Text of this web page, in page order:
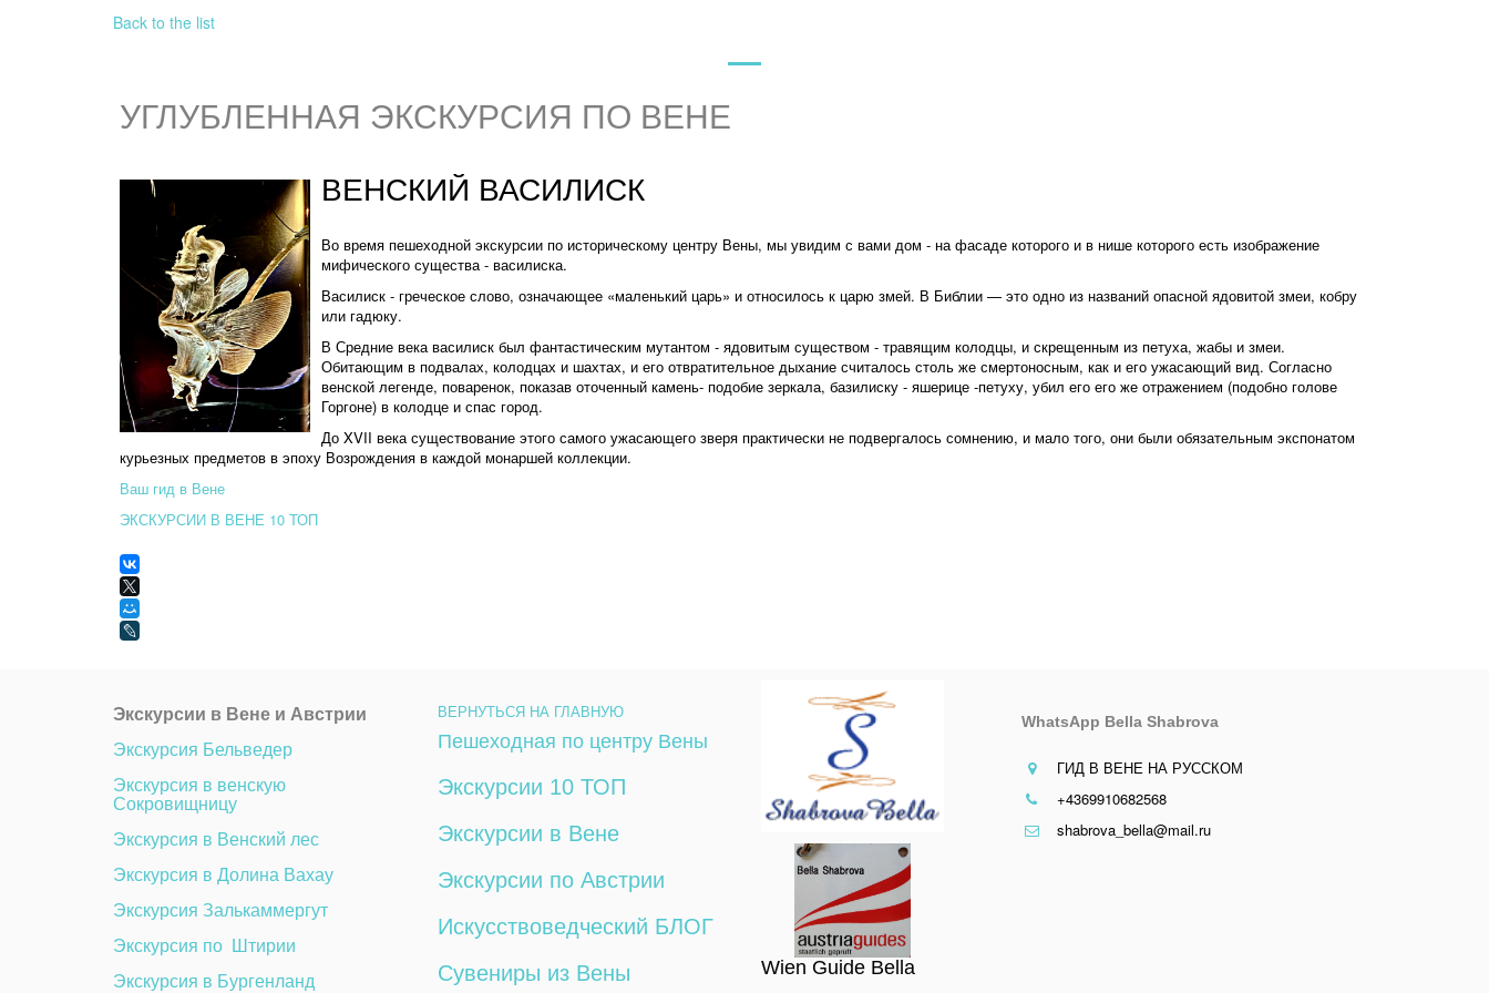
Back to the list
УГЛУБЛЕННАЯ ЭКСКУРСИЯ ПО ВЕНЕ
ВЕНСКИЙ ВАСИЛИСК
Во время пешеходной экскурсии по историческому центру Вены, мы увидим с вами дом - на фасаде которого и в нише которого есть изображение
мифического существа - василиска.
Василиск - греческое слово, означающее «маленький царь» и относилось к царю змей. В Библии — это одно из названий опасной ядовитой змеи, кобру
или гадюку.
В Средние века василиск был фантастическим мутантом - ядовитым существом - травящим колодцы, и скрещенным из петуха, жабы и змеи.
Обитающим в подвалах, колодцах и шахтах, и его отвратительное дыхание считалось столь же смертоносным, как и его ужасающий вид. Согласно
венской легенде, поваренок, показав оточенный камень- подобие зеркала, базилиску - яшерице -петуху, убил его его же отражением (подобно голове
Горгоне) в колодце и спас город.
До XVII векасуществование этого самого ужасающего зверяпрактически не подвергалось сомнению, и мало того, они были обязательным экспонатом
курьезных предметов в эпоху Возрождения в каждой монаршей коллекции.
Ваш гид в Вене
ЭКСКУРСИИ В ВЕНЕ 10 ТОП
Экскурсии в Вене и Австрии
Экскурсия Бельведер
Экскурсия в венскую
Сокровищницу
Экскурсия в Венский лес
Экскурсия в Долина Вахау
Экскурсия Залькаммергут
Экскурсия по  Штирии
Экскурсия в Бургенланд
ВЕРНУТЬСЯ НА ГЛАВНУЮ
Пешеходная по центру Вены
Экскурсии 10 ТОП
Экскурсии в Вене
Экскурсии по Австрии
Искусствоведческий БЛОГ
Сувениры из Вены
Wien Guide Bella
WhatsApp Bella Shabrova
ГИД В ВЕНЕ НА РУССКОМ
+4369910682568
shabrova_bella@mail.ru